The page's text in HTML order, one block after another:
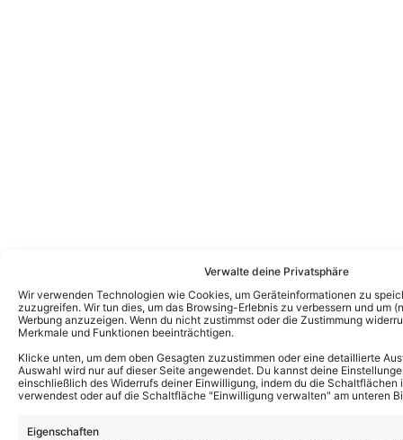
Verwalte deine Privatsphäre
Wir verwenden Technologien wie Cookies, um Geräteinformationen zu
zuzugreifen. Wir tun dies, um das Browsing-Erlebnis zu verbessern und um
Werbung anzuzeigen. Wenn du nicht zustimmst oder die Zustimmung
Merkmale und Funktionen beeinträchtigen.
Klicke unten, um dem oben Gesagten zuzustimmen oder eine detaillierte
Auswahl wird nur auf dieser Seite angewendet. Du kannst deine
einschließlich des Widerrufs deiner Einwilligung, indem du die
verwendest oder auf die Schaltfläche "Einwilligung verwalten" am unteren
Eigenschaften
Das könnte Euch auch interessieren:
„Schlagernacht der Stars“ in Wiesmoor
2027 mit Thomas Anders – und auch
DIESE Acts sind dabei
Kaisermania 2026 nicht im TV! Warum die
Ausstrahlung entfällt!